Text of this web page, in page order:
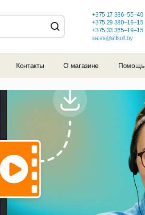
+375 17 336–55–40
+375 29 380–19–15
+375 33 365–19–15
sales@allsoft.by
Контакты О магазине Помощь